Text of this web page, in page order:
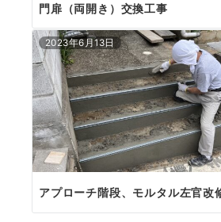
門扉（両開き）交換工事
2023年6月13日
アプローチ階段、モルタル左官改